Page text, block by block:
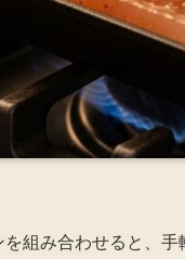
組み合わせると、